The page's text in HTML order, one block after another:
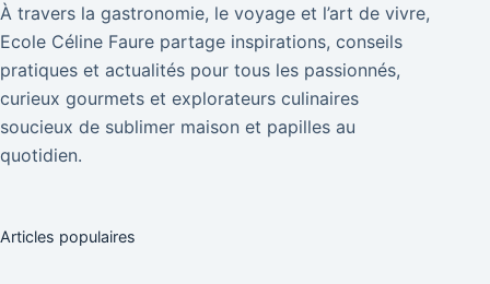
À travers la gastronomie, le voyage et l’art de vivre,
Ecole Céline Faure partage inspirations, conseils
pratiques et actualités pour tous les passionnés,
curieux gourmets et explorateurs culinaires
soucieux de sublimer maison et papilles au
quotidien.
Articles populaires